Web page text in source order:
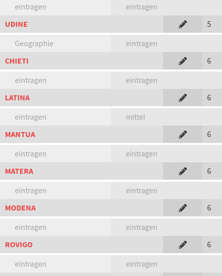
eintragen
eintragen
UDINE
5
Geographie
eintragen
CHIETI
6
eintragen
eintragen
LATINA
6
eintragen
mittel
MANTUA
6
eintragen
eintragen
MATERA
6
eintragen
eintragen
MODENA
6
eintragen
eintragen
ROVIGO
6
eintragen
eintragen